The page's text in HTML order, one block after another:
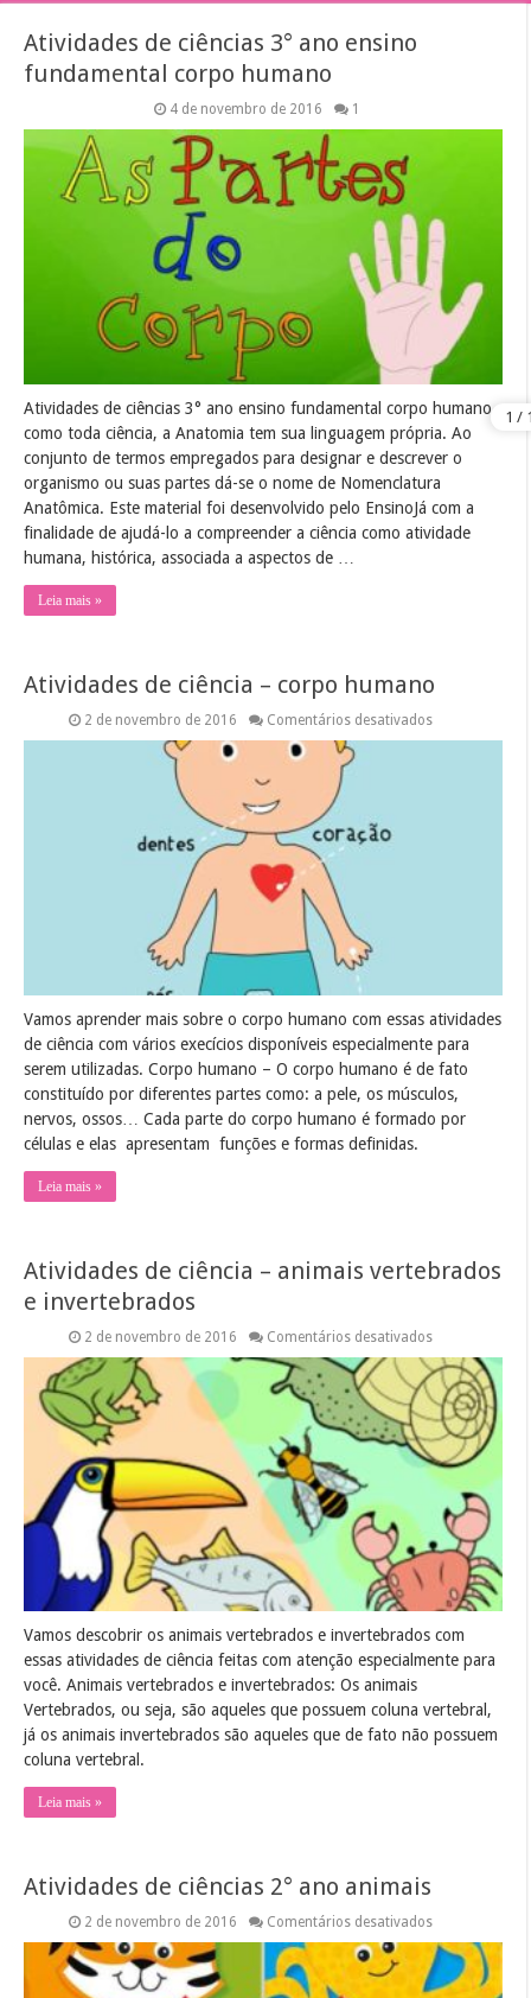
Atividades de ciências 3° ano ensino
fundamental corpo humano
4 de novembro de 2016 1
Atividades de ciências 3° ano ensino fundamental corpo humano,
como toda ciência, a Anatomia tem sua linguagem própria. Ao
conjunto de termos empregados para designar e descrever o
organismo ou suas partes dá-se o nome de Nomenclatura
Anatômica. Este material foi desenvolvido pelo EnsinoJá com a
finalidade de ajudá-lo a compreender a ciência como atividade
humana, histórica, associada a aspectos de …
Leia mais »
Atividades de ciência – corpo humano
2 de novembro de 2016 Comentários desativadosem
Vamos aprender mais sobre o corpo humano com essas atividades
de ciência com vários execícios disponíveis especialmente para
serem utilizadas. Corpo humano – O corpo humano é de fato
constituído por diferentes partes como: a pele, os músculos,
nervos, ossos… Cada parte do corpo humano é formado por
células e elas apresentam funções e formas definidas.
Leia mais »
Atividades de ciência – animais vertebrados
e invertebrados
2 de novembro de 2016 Comentários desativadosem
de
ciência
–
animais
vertebrados
invertebrados
Vamos descobrir os animais vertebrados e invertebrados com
essas atividades de ciência feitas com atenção especialmente para
você. Animais vertebrados e invertebrados: Os animais
Vertebrados, ou seja, são aqueles que possuem coluna vertebral,
já os animais invertebrados são aqueles que de fato não possuem
coluna vertebral.
Leia mais »
Atividades de ciências 2° ano animais
2 de novembro de 2016 Comentários desativadosem
de
ciências
2°